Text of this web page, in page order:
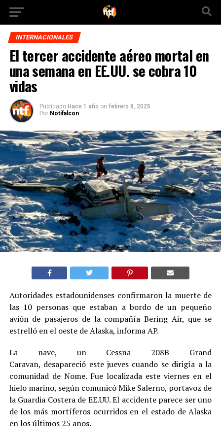
INTERNACIONALES
El tercer accidente aéreo mortal en
una semana en EE.UU. se cobra 10
vidas
Publicado Hace 1 año on febrero 8, 2025
Por Notifalcon
Autoridades estadounidenses confirmaron la muerte de
las 10 personas que estaban a bordo de un pequeño
avión de pasajeros de la compañía Bering Air, que se
estrelló en el oeste de Alaska, informa AP.
La nave, un Cessna 208B Grand
Caravan, desapareció este jueves cuando se dirigía a la
comunidad de Nome. Fue localizada este viernes en el
hielo marino, según comunicó Mike Salerno, portavoz de
la Guardia Costera de EE.UU. El accidente parece ser uno
de los más mortíferos ocurridos en el estado de Alaska
en los últimos 25 años.